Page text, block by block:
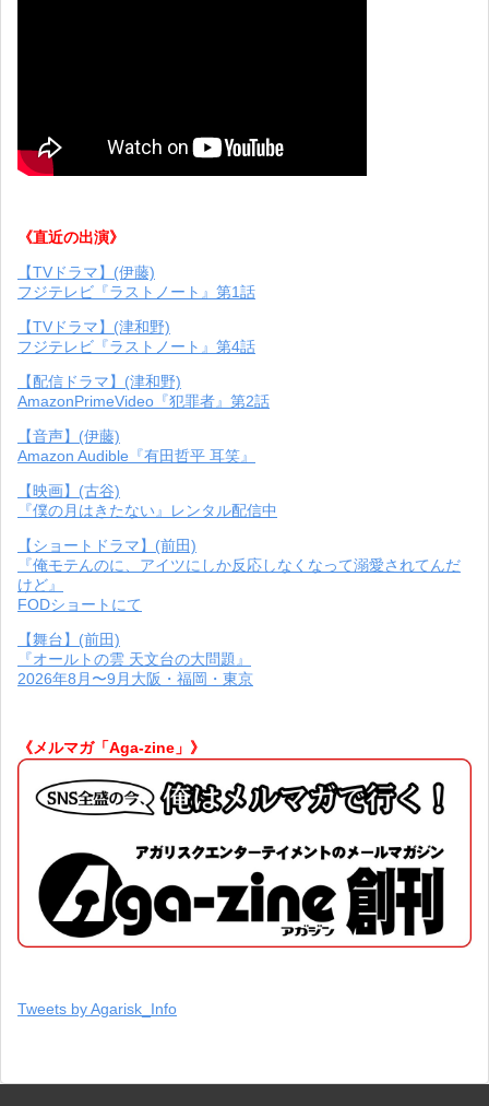
《直近の出演》
【TVドラマ】(伊藤)
フジテレビ『ラストノート』第1話
【TVドラマ】(津和野)
フジテレビ『ラストノート』第4話
【配信ドラマ】(津和野)
AmazonPrimeVideo『犯罪者』第2話
【音声】(伊藤)
Amazon Audible『有田哲平 耳笑』
【映画】(古谷)
『僕の月はきたない』レンタル配信中
【ショートドラマ】(前田)
『俺モテんのに、アイツにしか反応しなくなって溺愛されてんだ
けど』
FODショートにて
【舞台】(前田)
『オールトの雲 天文台の大問題』
2026年8月〜9月大阪・福岡・東京
《メルマガ「Aga-zine」》
Tweets by Agarisk_Info